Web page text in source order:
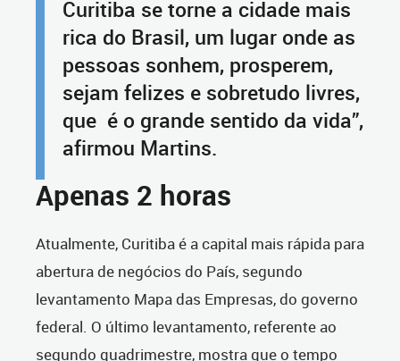
Curitiba se torne a cidade mais
rica do Brasil, um lugar onde as
pessoas sonhem, prosperem,
sejam felizes e sobretudo livres,
que é o grande sentido da vida”,
afirmou Martins.
Apenas 2 horas
Atualmente, Curitiba é a capital mais rápida para
abertura de negócios do País, segundo
levantamento Mapa das Empresas, do governo
federal. O último levantamento, referente ao
segundo quadrimestre, mostra que o tempo